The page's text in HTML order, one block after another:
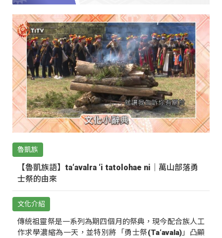
魯凱族
【魯凱族語】ta‘avalra ‘i tatolohae ni｜萬山部落勇
士祭的由來
文化介紹
傳統祖靈祭是一系列為期四個月的祭典，現今配合族人工
作求學濃縮為一天，並特別將「勇士祭(Ta‘avala)」凸顯